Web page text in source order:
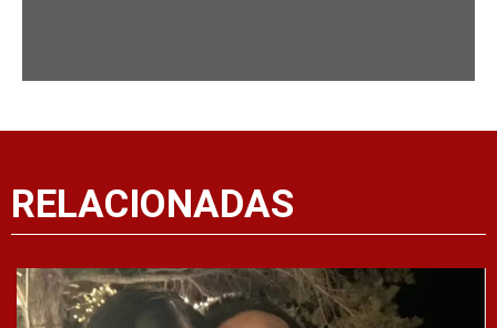
RELACIONADAS